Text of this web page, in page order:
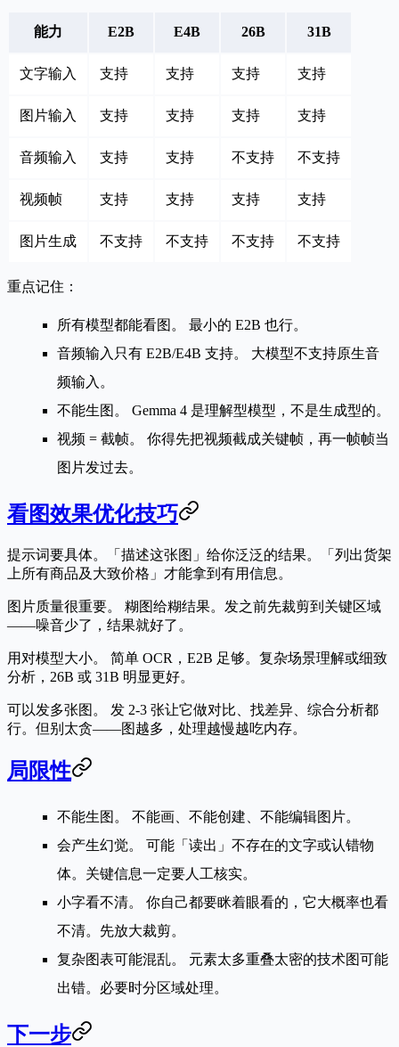
能力 E2B E4B 26B 31B
文字输入 支持 支持 支持 支持
图片输入 支持 支持 支持 支持
音频输入 支持 支持 不支持 不支持
视频帧 支持 支持 支持 支持
图片生成 不支持 不支持 不支持 不支持
重点记住：
所有模型都能看图。
最小的 E2B 也行。
音频输入只有 E2B/E4B 支持。
大模型不支持原生音
频输入。
不能生图。
Gemma 4 是理解型模型，不是生成型的。
视频 = 截帧。
你得先把视频截成关键帧，再一帧帧当
图片发过去。
看图效果优化技巧
提示词要具体。
「描述这张图」给你泛泛的结果。「列出货架
上所有商品及大致价格」才能拿到有用信息。
图片质量很重要。
糊图给糊结果。发之前先裁剪到关键区域
——噪音少了，结果就好了。
用对模型大小。
简单 OCR，E2B 足够。复杂场景理解或细致
分析，26B 或 31B 明显更好。
可以发多张图。
发 2-3 张让它做对比、找差异、综合分析都
行。但别太贪——图越多，处理越慢越吃内存。
局限性
不能生图。
不能画、不能创建、不能编辑图片。
会产生幻觉。
可能「读出」不存在的文字或认错物
体。关键信息一定要人工核实。
小字看不清。
你自己都要眯着眼看的，它大概率也看
不清。先放大裁剪。
复杂图表可能混乱。
元素太多重叠太密的技术图可能
出错。必要时分区域处理。
下一步